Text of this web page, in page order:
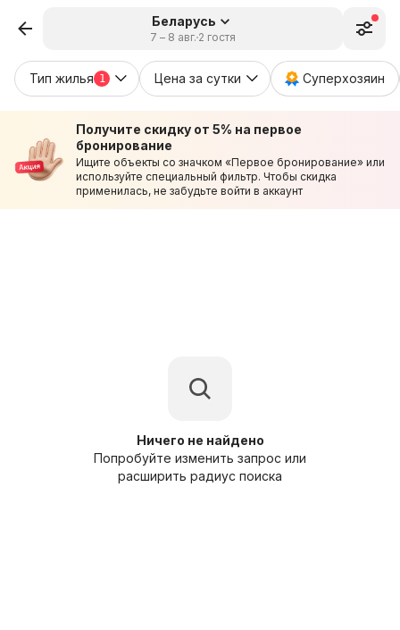
Беларусь
7 – 8 авг. 2 гостя
Тип жилья 1 Цена за сутки Суперхозяин
Получите скидку от 5% на первое
бронирование
Ищите объекты со значком «Первое бронирование» или
используйте специальный фильтр. Чтобы скидка
применилась, не забудьте войти в аккаунт
Ничего не найдено
Попробуйте изменить запрос или
расширить радиус поиска